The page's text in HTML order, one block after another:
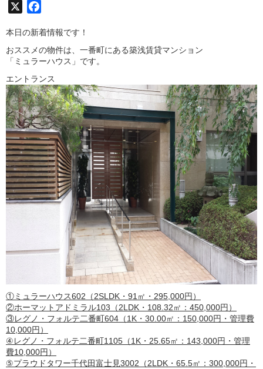
本日の新着情報です！
おススメの物件は、一番町にある築浅賃貸マンション
「ミュラーハウス」です。
エントランス
①ミュラーハウス602（2SLDK・91㎡・295,000円）
②ホーマットアドミラル103（2LDK・108.32㎡：450,000円）
③レグノ・フォルテ二番町604（1K・30.00㎡：150,000円・管理費
10,000円）
④レグノ・フォルテ二番町1105（1K・25.65㎡：143,000円・管理
費10,000円）
⑤プラウドタワー千代田富士見3002（2LDK・65.5㎡：300,000円・